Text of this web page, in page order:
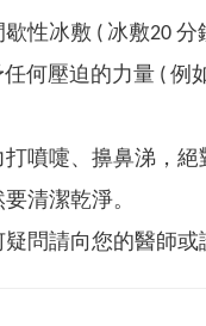
性冰敷 ( 冰敷20 分
何壓迫的力量 (
噴嚏、擤鼻涕，絕
清潔乾淨。
問請向您的醫師或